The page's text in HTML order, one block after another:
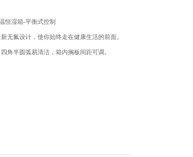
恒湿箱-平衡式控制
无氟设计，使你始终走在健康生活的前面。
角半圆弧易清洁，箱内搁板间距可调。